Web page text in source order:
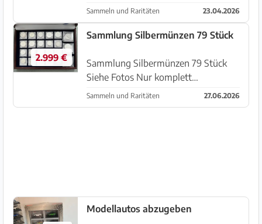
verkaufe meine über viele Jahre
mühsam zusammengestellte
Euromünzsammlung. Die Sammlung
und umfasst insge...
Sammeln und Raritäten 23.04.2026
2.999 €
Sammlung Silbermünzen 79 Stück
Sammlung Silbermünzen 79 Stück
Siehe Fotos Nur komplett
abzugeben! Standort Manacor
Sammeln und Raritäten 27.06.2026
Modellautos abzugeben